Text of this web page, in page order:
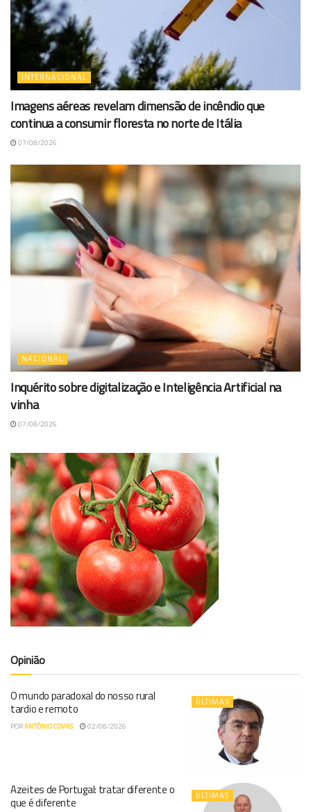
INTERNACIONAL
Imagens aéreas revelam dimensão de incêndio que
continua a consumir floresta no norte de Itália
07/08/2026
NACIONAL
Inquérito sobre digitalização e Inteligência Artificial na
vinha
07/08/2026
Opinião
ÚLTIMAS
O mundo paradoxal do nosso rural
tardio e remoto
PORANTÓNIO COVAS 02/08/2026
ÚLTIMAS
Azeites de Portugal: tratar diferente o
que é diferente